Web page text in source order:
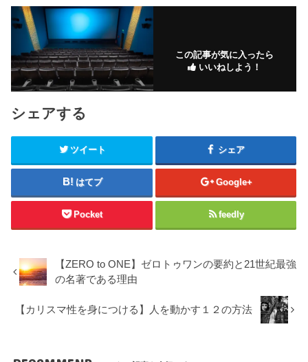
この記事が気に入ったら
いいねしよう！
シェアする
ツイート シェア
はてブ Google+
Pocket feedly
【ZERO to ONE】ゼロトゥワンの要約と21世紀最強
の名著である理由
【カリスマ性を身につける】人を動かす１２の方法